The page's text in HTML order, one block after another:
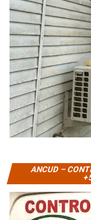
ANCUD –